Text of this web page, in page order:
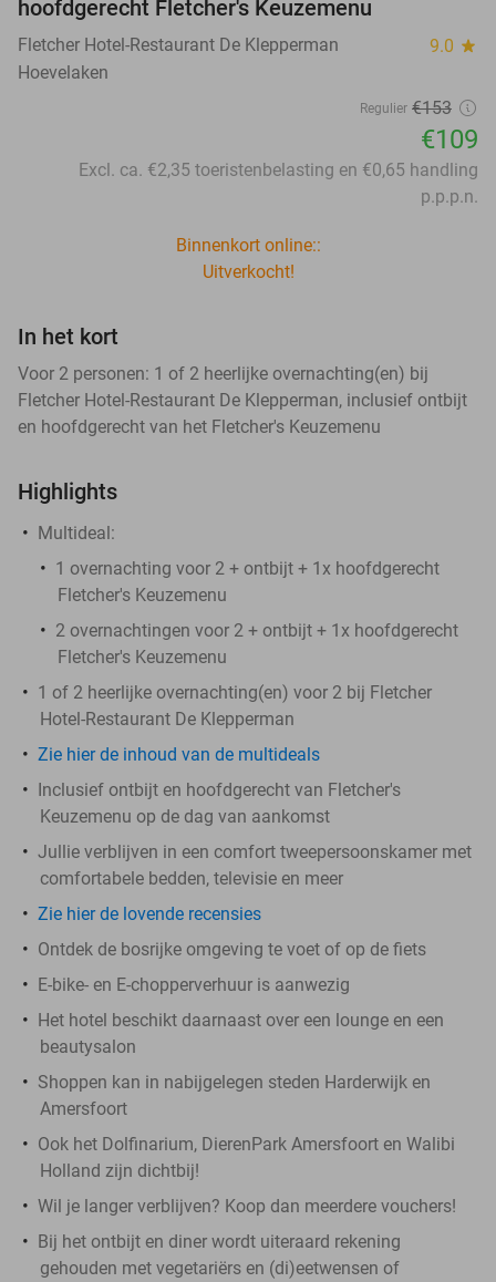
hoofdgerecht Fletcher's Keuzemenu
Fletcher Hotel-Restaurant De Klepperman 9.0 star
Hoevelaken
Regulier €153
€109
Excl. ca. €2,35 toeristenbelasting en €0,65 handling
p.p.p.n.
Binnenkort online::
Uitverkocht!
In het kort
Voor 2 personen: 1 of 2 heerlijke overnachting(en) bij
Fletcher Hotel-Restaurant De Klepperman, inclusief ontbijt
en hoofdgerecht van het Fletcher's Keuzemenu
Highlights
Multideal:
1 overnachting voor 2 + ontbijt + 1x hoofdgerecht
Fletcher's Keuzemenu
2 overnachtingen voor 2 + ontbijt + 1x hoofdgerecht
Fletcher's Keuzemenu
1 of 2 heerlijke overnachting(en) voor 2 bij Fletcher
Hotel-Restaurant De Klepperman
Zie hier de inhoud van de multideals
Inclusief ontbijt en hoofdgerecht van Fletcher's
Keuzemenu op de dag van aankomst
Jullie verblijven in een comfort tweepersoonskamer met
comfortabele bedden, televisie en meer
Zie hier de lovende recensies
Ontdek de bosrijke omgeving te voet of op de fiets
E-bike- en E-chopperverhuur is aanwezig
Het hotel beschikt daarnaast over een lounge en een
beautysalon
Shoppen kan in nabijgelegen steden Harderwijk en
Amersfoort
Ook het Dolfinarium, DierenPark Amersfoort en Walibi
Holland zijn dichtbij!
Wil je langer verblijven? Koop dan meerdere vouchers!
Bij het ontbijt en diner wordt uiteraard rekening
gehouden met vegetariërs en (di)eetwensen of